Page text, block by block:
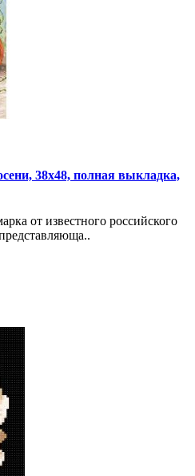
38x48, полная выкладка,
от известного российского